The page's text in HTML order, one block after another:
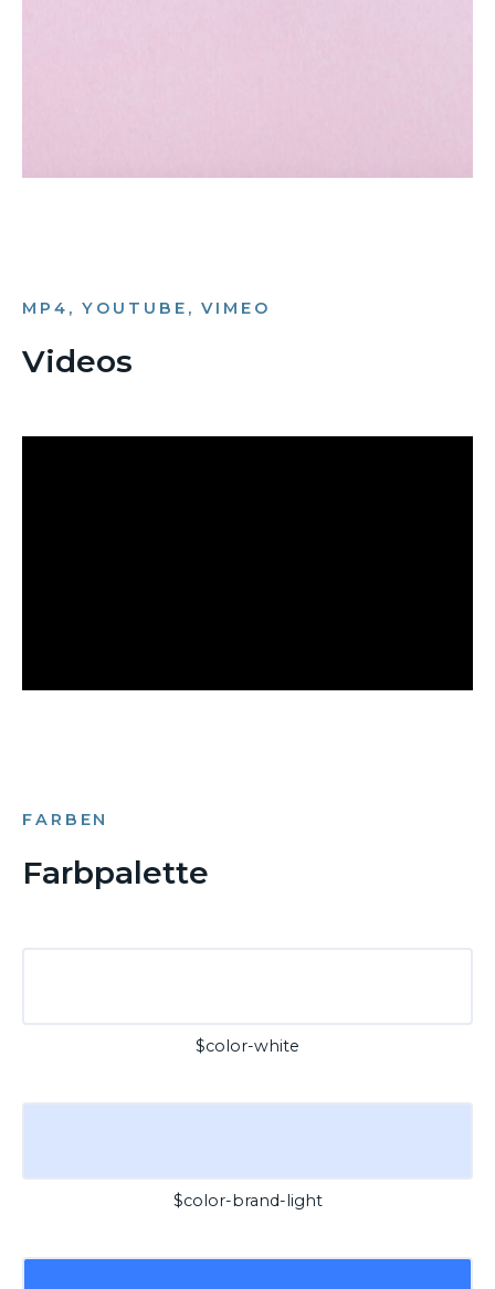
MP4, YOUTUBE, VIMEO
Videos
FARBEN
Farbpalette
$color-white
$color-brand-light